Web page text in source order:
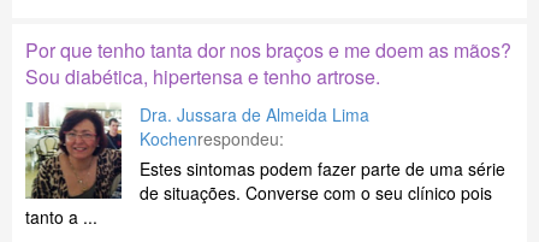
Por que tenho tanta dor nos braços e me doem as mãos?
Sou diabética, hipertensa e tenho artrose.
Dra. Jussara de Almeida Lima
Kochenrespondeu:
Estes sintomas podem fazer parte de uma série
de situações. Converse com o seu clínico pois
tanto a ...